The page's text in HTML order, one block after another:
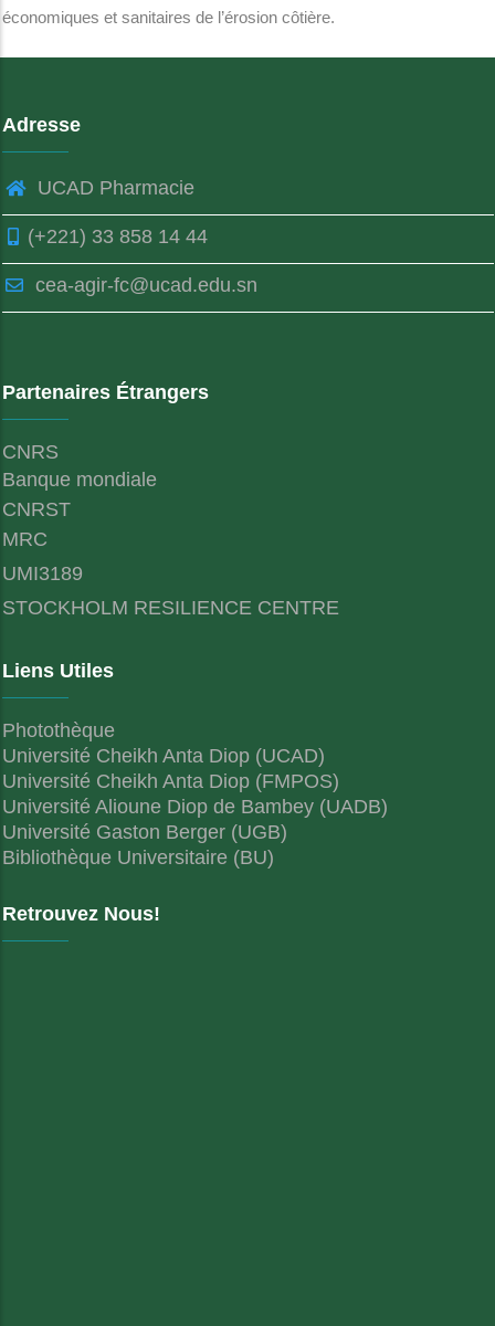
économiques et sanitaires de l’érosion côtière.
Adresse
UCAD Pharmacie
(+221) 33 858 14 44
cea-agir-fc@ucad.edu.sn
Partenaires Étrangers
CNRS
Banque mondiale
CNRST
MRC
UMI3189
STOCKHOLM RESILIENCE CENTRE
Liens Utiles
Photothèque
Université Cheikh Anta Diop (UCAD)
Université Cheikh Anta Diop (FMPOS)
Université Alioune Diop de Bambey (UADB)
Université Gaston Berger (UGB)
Bibliothèque Universitaire (BU)
Retrouvez Nous!